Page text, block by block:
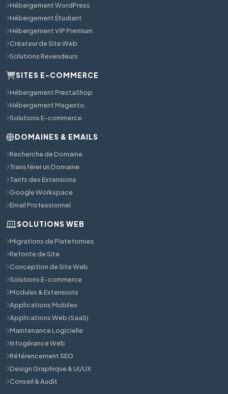
Hébergement WordPress
Hébergement Étudiant
Hébergement VIP Premium
Créateur de Site Web
Solutions Revendeurs
SITES E-COMMERCE
Hébergement PrestaShop
Hébergement Magento
Solutions E-commerce
DOMAINES & EMAILS
Recherche de Domaine
Transférer un Domaine
Tarifs des Extensions
Google Workspace
Email Professionnel
SOLUTIONS WEB
Migrations de Plateformes
Refonte de Site
Conception de Site Web
Solutions E-commerce
Modules & Extensions
Applications Mobiles
Applications Web (SaaS)
Maintenance Logicielle
Infogérance Web
Référencement SEO
Design Graphique & UI/UX
Conseil & Audit